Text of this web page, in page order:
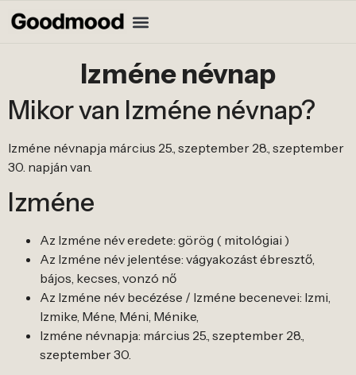
Izméne névnap
Mikor van Izméne névnap?
Izméne névnapja március 25., szeptember 28., szeptember
30. napján van.
Izméne
Az Izméne név eredete: görög ( mitológiai )
Az Izméne név jelentése: vágyakozást ébresztő,
bájos, kecses, vonzó nő
Az Izméne név becézése / Izméne becenevei: Izmi,
Izmike, Méne, Méni, Ménike,
Izméne névnapja: március 25., szeptember 28.,
szeptember 30.